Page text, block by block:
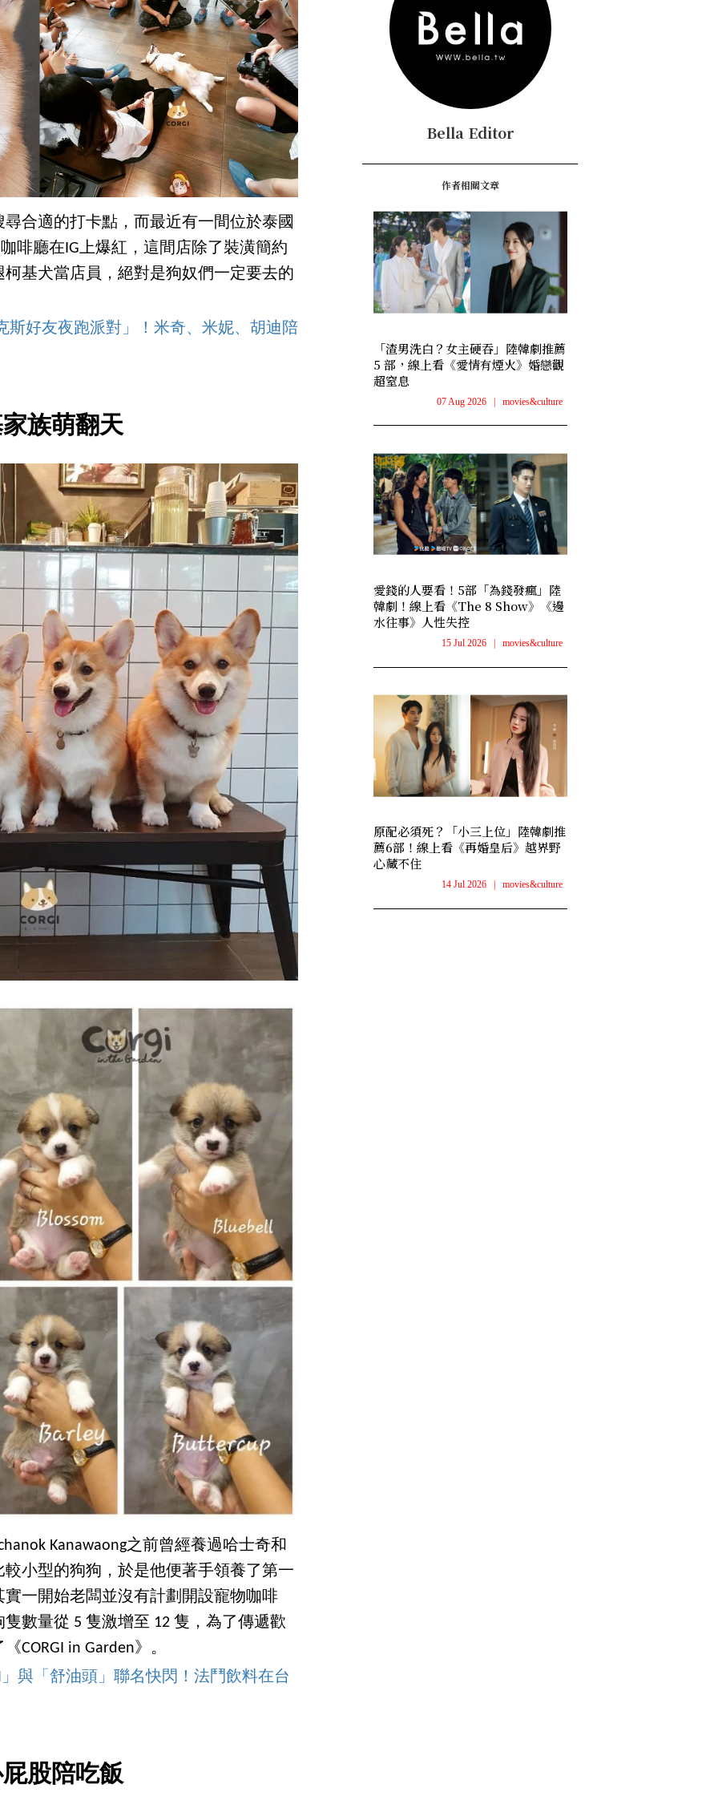
合適的打卡點，而最近有一間位於泰國
啡廳在IG上爆紅，這間店除了裝潢簡約
基犬當店員，絕對是狗奴們一定要去的
斯好友夜跑派對」！米奇、米妮、胡迪陪
族萌翻天
Kanawaong之前曾經養過哈士奇和
小型的狗狗，於是他便著手領養了第一
一開始老闆並沒有計劃開設寵物咖啡
數量從 5 隻激增至 12 隻，為了傳遞歡
CORGI in Garden》。
與「舒油頭」聯名快閃！法鬥飲料在台
股陪吃飯
Bella Editor
作者相關文章
「渣男洗白？女主硬吞」陸韓劇推薦
5 部，線上看《愛情有煙火》婚戀觀
超窒息
07 Aug 2026 | movies&culture
愛錢的人要看！5部「為錢發瘋」陸
韓劇！線上看《The 8 Show》《邊
水往事》人性失控
15 Jul 2026 movies&culture
原配必須死？「小三上位」陸韓劇推
薦6部！線上看《再婚皇后》越界野
心藏不住
14 Jul 2026 movies&culture